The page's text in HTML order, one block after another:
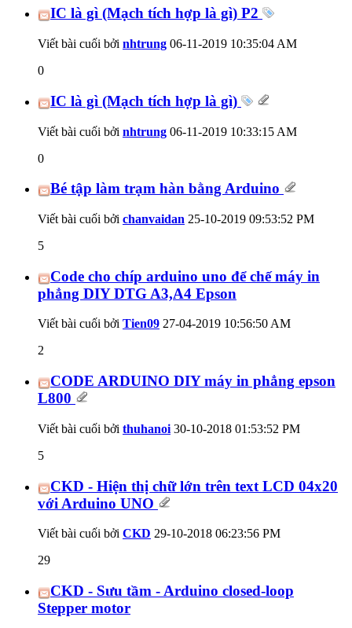
IC là gì (Mạch tích hợp là gì) P2
Viết bài cuối bởi nhtrung 06-11-2019 10:35:04 AM
0
IC là gì (Mạch tích hợp là gì)
Viết bài cuối bởi nhtrung 06-11-2019 10:33:15 AM
0
Bé tập làm trạm hàn bằng Arduino
Viết bài cuối bởi chanvaidan 25-10-2019 09:53:52 PM
5
Code cho chíp arduino uno để chế máy in
phẳng DIY DTG A3,A4 Epson
Viết bài cuối bởi Tien09 27-04-2019 10:56:50 AM
2
CODE ARDUINO DIY máy in phẳng epson
L800
Viết bài cuối bởi thuhanoi 30-10-2018 01:53:52 PM
5
CKD - Hiện thị chữ lớn trên text LCD 04x20
với Arduino UNO
Viết bài cuối bởi CKD 29-10-2018 06:23:56 PM
29
CKD - Sưu tầm - Arduino closed-loop
Stepper motor